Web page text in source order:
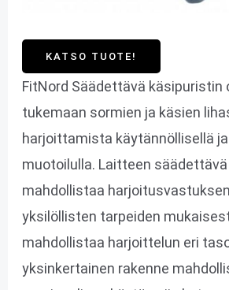
KATSO TUOTE!
FitNord Säädettävä käsipuristin
tukemaan sormien ja käsien
harjoittamista käytännöllisellä
muotoilulla. Laitteen
mahdollistaa
yksilöllisten tarpeiden
mahdollistaa harjoittelun eri
yksinkertainen rakenne